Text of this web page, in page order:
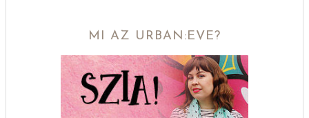
MI AZ URBAN:EVE?